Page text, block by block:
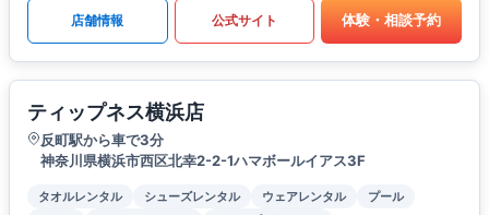
店舗情報 公式サイト 体験・相談予約
ティップネス横浜店
反町駅から車で3分
神奈川県横浜市西区北幸2-2-1ハマボールイアス3F
タオルレンタル シューズレンタル ウェアレンタル
プール